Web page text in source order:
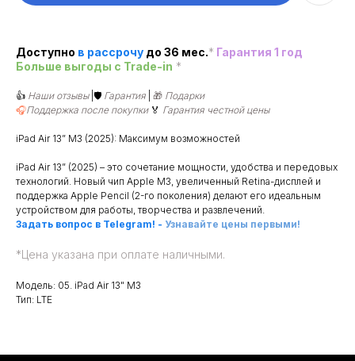
Доступно в рассрочу до 36 мес.* Гарантия 1 год
Больше выгоды c Trade-in *
👍 Наши отзывы |🛡️ Гарантия 🎁 Подарки
🎧Поддержка после покупки 🏅 Гарантия честной цены
iPad Air 13” M3 (2025): Максимум возможностей
iPad Air 13” (2025) – это сочетание мощности, удобства и передовых
технологий. Новый чип Apple M3, увеличенный Retina-дисплей и
поддержка Apple Pencil (2-го поколения) делают его идеальным
устройством для работы, творчества и развлечений.
Задать вопрос в Telegram! - Узнавайте цены первыми!
*Цена указана при оплате наличными.
Модель: 05. iPad Air 13" M3
Тип: LTE